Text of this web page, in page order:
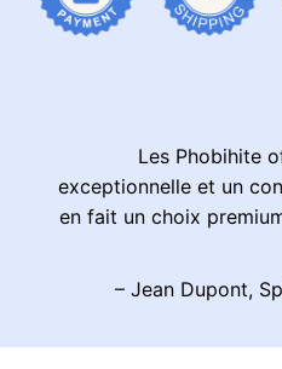
Les Phobihite
exceptionnelle et un
en fait un choix
– Jean Dupont,